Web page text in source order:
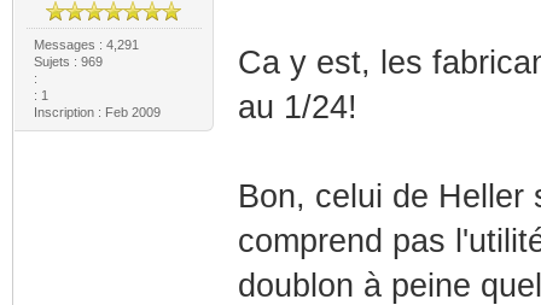
Messages : 4,291
Sujets : 969
:
: 1
Inscription : Feb 2009
Ca y est, les
au 1/24!
Bon, celui de Heller
comprend pas
doublon à peine